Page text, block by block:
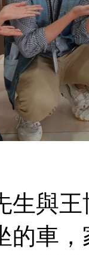
生與
的車